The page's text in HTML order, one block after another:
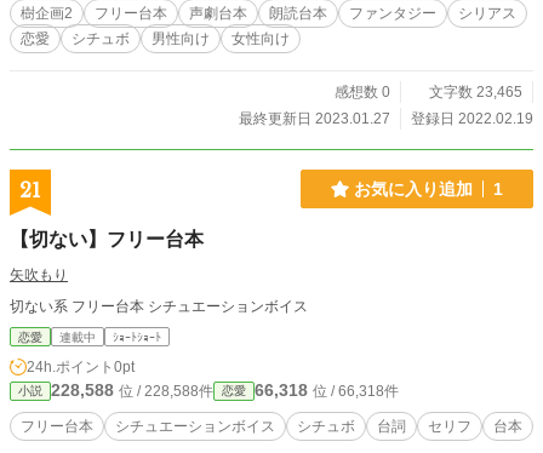
樹企画2 フリー台本 声劇台本 朗読台本 ファンタジー
シリアス
恋愛
シチュボ 男性向け 女性向け
感想数 0
文字数 23,465
最終更新日 2023.01.27
登録日 2022.02.19
21 お気に入り追加 1
【切ない】フリー台本
矢吹もり
切ない系 フリー台本 シチュエーションボイス
恋愛 連載中 ｼｮｰﾄｼｮｰﾄ
24h.ポイント 0pt
小説 228,588 位 / 228,588件 恋愛 66,318 位 / 66,318件
フリー台本 シチュエーションボイス シチュボ 台詞 セリフ 台本